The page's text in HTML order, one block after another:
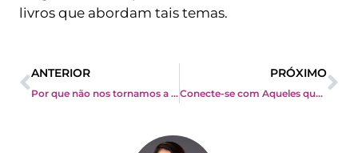
livros que abordam tais temas.
Prev
ANTERIOR
Por que não nos tornamos a pessoa que queremos ser?
PRÓXIMO
Conecte-se com Aqueles que Você Lidera